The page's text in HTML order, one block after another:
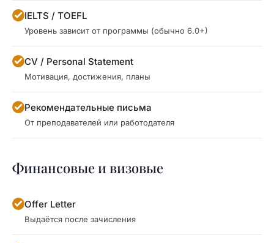
IELTS / TOEFL
Уровень зависит от программы (обычно 6.0+)
CV / Personal Statement
Мотивация, достижения, планы
Рекомендательные письма
От преподавателей или работодателя
Финансовые и визовые
Offer Letter
Выдаётся после зачисления